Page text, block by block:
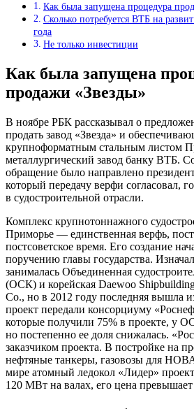
Как была запущена процедура
Сколько потребуется ВТБ на
года
Не только инвестиции
Как была запущена
продажи «Звезды»
В ноябре РБК рассказывал о
продать завод «Звезда» и
крупноформатным стальным листом
металлургический завод банку ВТБ.
обращение было направлено
который передачу верфи согласовал,
в судостроительной отрасли.
Комплекс крупнотоннажного
Приморье — единственная верфь,
постсоветское время. Его создание
поручению главы государства.
занималась Объединенная
(ОСК) и корейская Daewoo
Co., но в 2012 году последняя вышла
проект передали консорциуму
которые получили 75% в проекте, у
но постепенно ее доля снижалась.
заказчиком проекта. В постройке на
нефтяные танкеры, газовозы для
мире атомный ледокол «Лидер»
120 МВт на валах, его цена